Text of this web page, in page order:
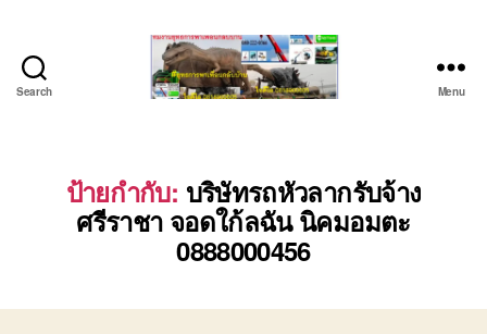
Search
เครื่องจักร
ระยอง
ชลบุรี
(บริษัท
พาณิชย์
Menu
ป้ายกำกับ: บริษัทรถหัวลากรับจ้าง
ศรีราชา จอดใก้ลฉัน นิคมอมตะ
0888000456